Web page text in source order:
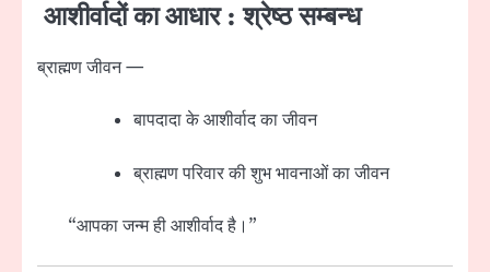
आशीर्वादों का आधार : श्रेष्ठ सम्बन्ध
ब्राह्मण जीवन —
बापदादा के आशीर्वाद का जीवन
ब्राह्मण परिवार की शुभ भावनाओं का जीवन
“आपका जन्म ही आशीर्वाद है।”